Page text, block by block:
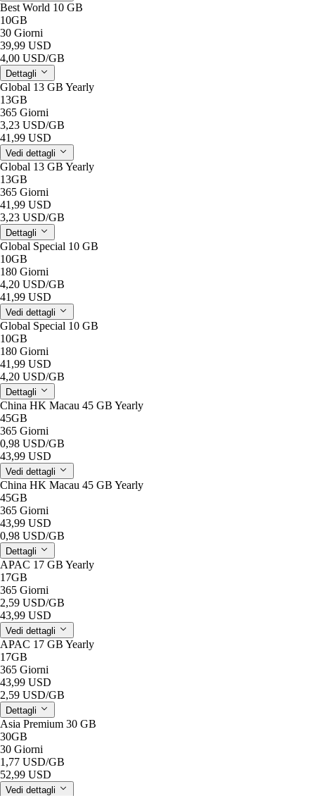
Best World 10 GB
10GB
30 Giorni
39,99 USD
4,00 USD/GB
Dettagli
Global 13 GB Yearly
13GB
365 Giorni
3,23 USD/GB
41,99 USD
Vedi dettagli
Global 13 GB Yearly
13GB
365 Giorni
41,99 USD
3,23 USD/GB
Dettagli
Global Special 10 GB
10GB
180 Giorni
4,20 USD/GB
41,99 USD
Vedi dettagli
Global Special 10 GB
10GB
180 Giorni
41,99 USD
4,20 USD/GB
Dettagli
China HK Macau 45 GB Yearly
45GB
365 Giorni
0,98 USD/GB
43,99 USD
Vedi dettagli
China HK Macau 45 GB Yearly
45GB
365 Giorni
43,99 USD
0,98 USD/GB
Dettagli
APAC 17 GB Yearly
17GB
365 Giorni
2,59 USD/GB
43,99 USD
Vedi dettagli
APAC 17 GB Yearly
17GB
365 Giorni
43,99 USD
2,59 USD/GB
Dettagli
Asia Premium 30 GB
30GB
30 Giorni
1,77 USD/GB
52,99 USD
Vedi dettagli